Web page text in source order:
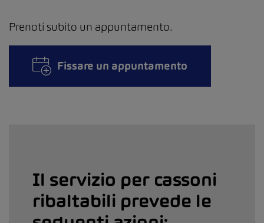
Prenoti subito un appuntamento.
Fissare un appuntamento
Il servizio per cassoni
ribaltabili prevede le